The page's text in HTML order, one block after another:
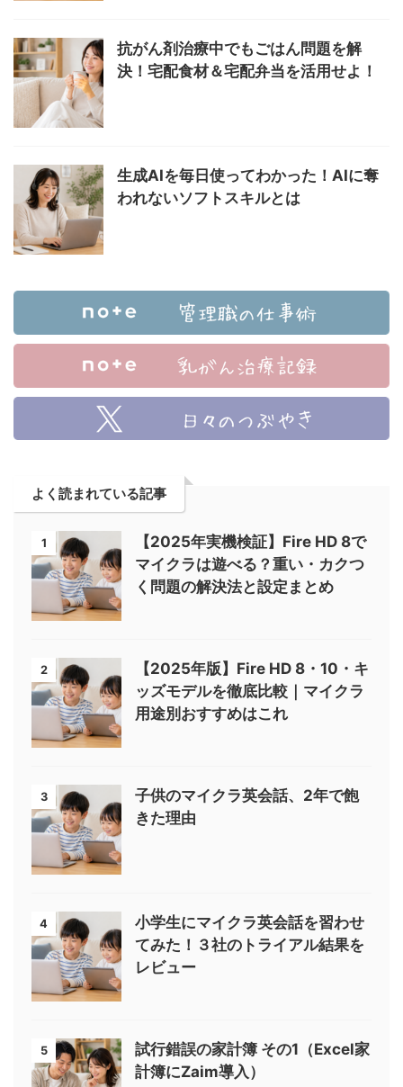
抗がん剤治療中でもごはん問題を解
決！宅配食材＆宅配弁当を活用せよ！
生成AIを毎日使ってわかった！AIに奪
われないソフトスキルとは
よく読まれている記事
1
【2025年実機検証】Fire HD 8で
マイクラは遊べる？重い・カクつ
く問題の解決法と設定まとめ
2
【2025年版】Fire HD 8・10・キ
ッズモデルを徹底比較｜マイクラ
用途別おすすめはこれ
3
子供のマイクラ英会話、2年で飽
きた理由
4
小学生にマイクラ英会話を習わせ
てみた！３社のトライアル結果を
レビュー
5
試行錯誤の家計簿 その1（Excel家
計簿にZaim導入）